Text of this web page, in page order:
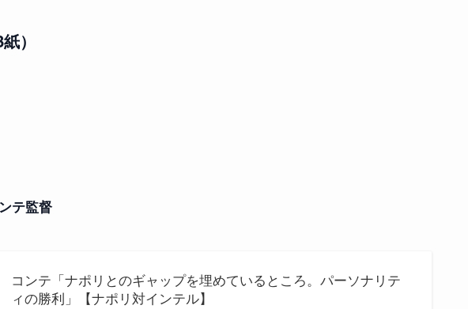
）
テ監督
コンテ「ナポリとのギャップを埋めているところ。パーソナリテ
ィの勝利」【ナポリ対インテル】